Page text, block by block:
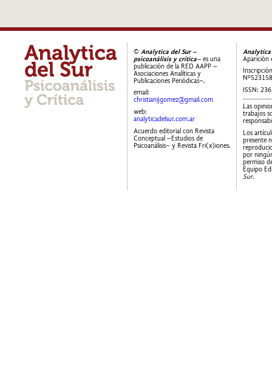
© Analytica del Sur –
psicoanálisis y crítica– es una
publicación de la RED AAPP –
Asociaciones Analíticas y
Publicaciones Periódicas–.
email:
christianijgomez@gmail.com
web:
analyticadelsur.com.ar
Acuerdo editorial con Revista
Conceptual –Estudios de
Psicoanálisis– y Revista Fri(x)iones.
Analytica
Aparición
ISSN:
Las
trabajos
Los
presente
por
permiso
Equipo
Sur.